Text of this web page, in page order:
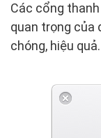
Các cổng
quan trọng của
chóng, hiệu